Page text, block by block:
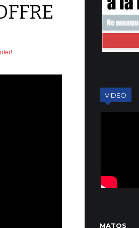
VIDEO
MATOS